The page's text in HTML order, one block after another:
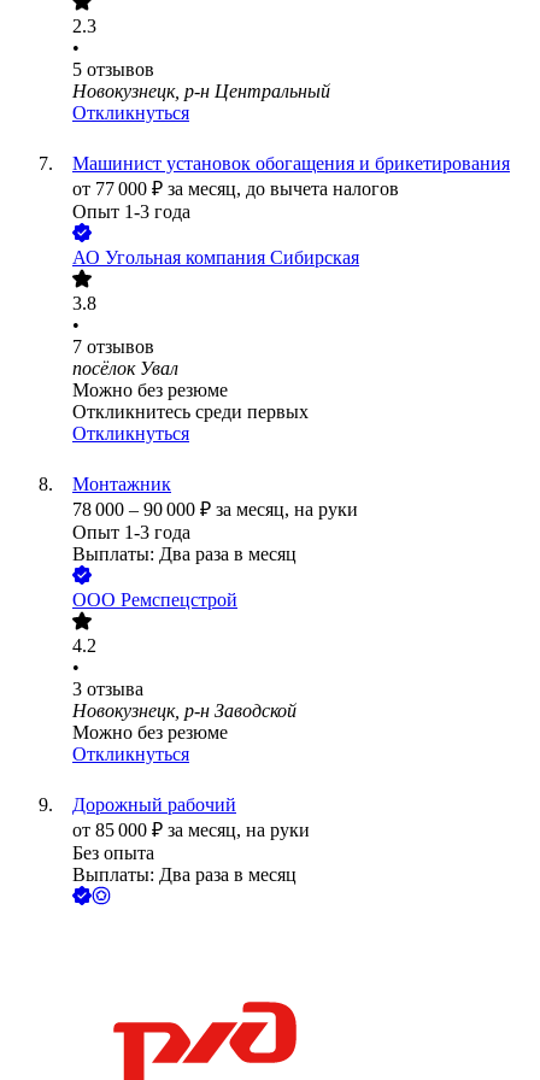
2.3
•
5 отзывов
Новокузнецк, р-н Центральный
Откликнуться
Машинист установок обогащения и брикетирования
от 77 000 ₽ за месяц, до вычета налогов
Опыт 1-3 года
АО Угольная компания Сибирская
3.8
•
7 отзывов
посёлок Увал
Можно без резюме
Откликнитесь среди первых
Откликнуться
Монтажник
78 000 – 90 000 ₽ за месяц, на руки
Опыт 1-3 года
Выплаты: Два раза в месяц
ООО Ремспецстрой
4.2
•
3 отзыва
Новокузнецк, р-н Заводской
Можно без резюме
Откликнуться
Дорожный рабочий
от 85 000 ₽ за месяц, на руки
Без опыта
Выплаты: Два раза в месяц